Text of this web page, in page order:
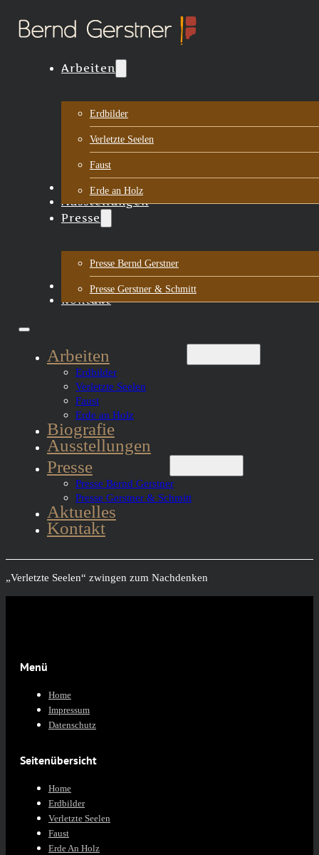
Arbeiten
Erdbilder
Verletzte Seelen
Faust
Erde an Holz
Biografie
Ausstellungen
Presse
Presse Bernd Gerstner
Presse Gerstner & Schmitt
Aktuelles
Kontakt
Arbeiten
Erdbilder
Verletzte Seelen
Faust
Erde an Holz
Biografie
Ausstellungen
Presse
Presse Bernd Gerstner
Presse Gerstner & Schmitt
Aktuelles
Kontakt
„Verletzte Seelen“ zwingen zum Nachdenken
Menü
Home
Impressum
Datenschutz
Seitenübersicht
Home
Erdbilder
Verletzte Seelen
Faust
Erde An Holz